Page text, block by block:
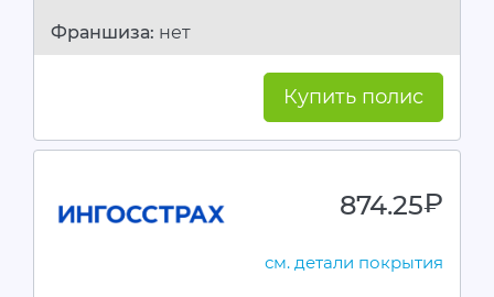
Франшиза: нет
Купить полис
874.25руб.
см. детали покрытия